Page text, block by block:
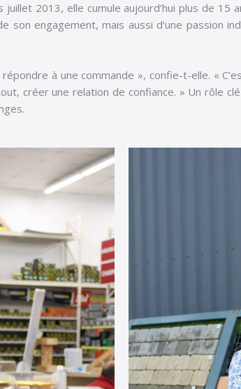
2013, elle cumule aujourd’hui plus de 15
son engagement, mais aussi d’une passion
à une commande », confie-t-elle. «
créer une relation de confiance. » Un rôle